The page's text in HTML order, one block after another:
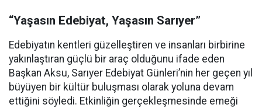
“Yaşasın Edebiyat, Yaşasın Sarıyer”
Edebiyatın kentleri güzelleştiren ve insanları birbirine
yakınlaştıran güçlü bir araç olduğunu ifade eden
Başkan Aksu, Sarıyer Edebiyat Günleri’nin her geçen yıl
büyüyen bir kültür buluşması olarak yoluna devam
ettiğini söyledi. Etkinliğin gerçekleşmesinde emeği